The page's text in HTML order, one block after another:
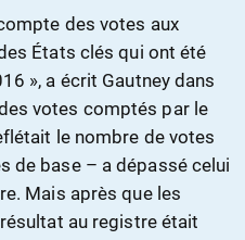
des votes aux
États clés qui ont été
», a écrit Gautney dans
votes comptés par le
le nombre de votes
de base – a dépassé celui
Mais après que les
au registre était